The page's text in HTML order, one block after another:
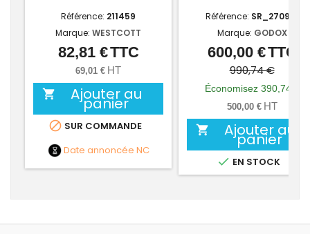
Référence: 211459
Marque: WESTCOTT
Prix
82,81 €TTC
69,01 € HT
 Ajouter au
panier
 SUR COMMANDE
Date annoncée NC
Référence: SR_270931
Marque: GODOX
Prix
Prix
de
base
600,00 €TTC
990,74 €
Économisez 390,74 €
500,00 € HT
 Ajouter au
panier
 EN STOCK